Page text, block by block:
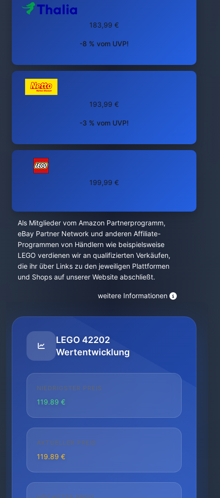
183,99 €
-8 % vom UVP!
193,99 €
-3 % vom UVP!
199,99 €
Als Mitglieder vom Amazon Partnerprogramm,
eBay Partner Network und anderen Affiliate-
Programmen von Händlern wie beispielsweise
LEGO verdienen wir an qualifizierten Verkäufen,
die ihr über Links zu den jeweiligen Plattformen
und Shops auf unserer Website abschließt.
weitere Informationen
LEGO 42202
Wertentwicklung
NIEDRIGSTER PREIS
119.89 €
AKTUELLER PREIS
119.89 €